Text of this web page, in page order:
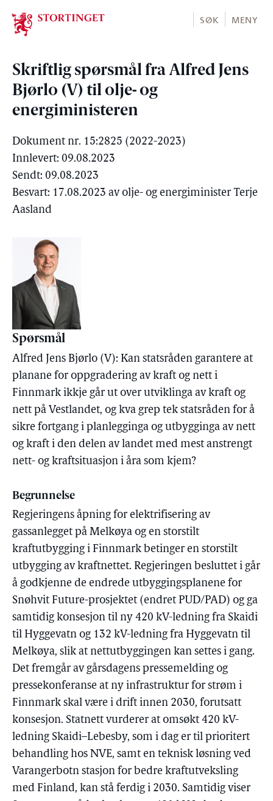
Stortinget.no
SØK MENY
Skriftlig spørsmål fra Alfred Jens
Bjørlo (V) til olje- og
energiministeren
Dokument nr. 15:2825 (2022-2023)
Innlevert: 09.08.2023
Sendt: 09.08.2023
Besvart: 17.08.2023 av olje- og energiminister Terje
Aasland
Spørsmål
Alfred Jens Bjørlo (V): Kan statsråden garantere at
planane for oppgradering av kraft og nett i
Finnmark ikkje går ut over utviklinga av kraft og
nett på Vestlandet, og kva grep tek statsråden for å
sikre fortgang i planlegginga og utbygginga av nett
og kraft i den delen av landet med mest anstrengt
nett- og kraftsituasjon i åra som kjem?
Begrunnelse
Regjeringens åpning for elektrifisering av
gassanlegget på Melkøya og en storstilt
kraftutbygging i Finnmark betinger en storstilt
utbygging av kraftnettet. Regjeringen besluttet i går
å godkjenne de endrede utbyggingsplanene for
Snøhvit Future-prosjektet (endret PUD/PAD) og ga
samtidig konsesjon til ny 420 kV-ledning fra Skaidi
til Hyggevatn og 132 kV-ledning fra Hyggevatn til
Melkøya, slik at nettutbyggingen kan settes i gang.
Det fremgår av gårsdagens pressemelding og
pressekonferanse at ny infrastruktur for strøm i
Finnmark skal være i drift innen 2030, forutsatt
konsesjon. Statnett vurderer at omsøkt 420 kV-
ledning Skaidi–Lebesby, som i dag er til prioritert
behandling hos NVE, samt en teknisk løsning ved
Varangerbotn stasjon for bedre kraftutveksling
med Finland, kan stå ferdig i 2030. Samtidig viser